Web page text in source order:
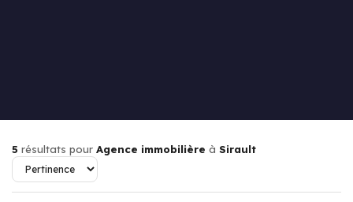
5 résultats pour Agence immobilière à Sirault